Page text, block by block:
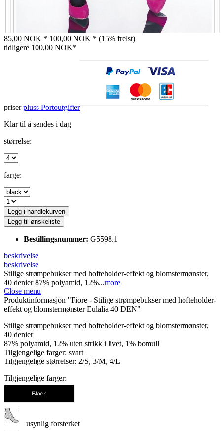
85,00 NOK * 100,00 NOK * (15% frelst)
tidligere 100,00 NOK*
priserpluss Portoutgifter
Klar til å sendes i dag
størrelse:
farge:
Legg i handlekurven
Legg til ønskeliste
Bestillingsnummer: G5598.1
beskrivelse
beskrivelse
Stilige strømpebukser med hofteholder-effekt og blomstermønster,
40 denier 87% polyamid, 12%...more
Close menu
Produktinformasjon "Fiore - Stilige strømpebukser med hofteholder-
effekt og blomstermønster Eulalia 40 DEN"
Stilige strømpebukser med hofteholder-effekt og blomstermønster,
40 denier
87% polyamid, 12% uten strikk i livet, 1% bomull
Tilgjengelige farger: svart
Tilgjengelige størrelser: 2/S, 3/M, 4/L
Tilgjengelige farger:
usynlig forsterket